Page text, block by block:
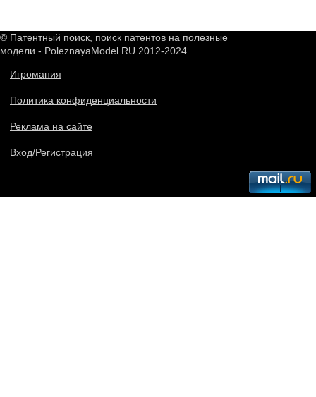
© Патентный поиск, поиск патентов на полезные
модели - PoleznayaModel.RU 2012-2024
Игромания
Политика конфиденциальности
Реклама на сайте
Вход/Регистрация